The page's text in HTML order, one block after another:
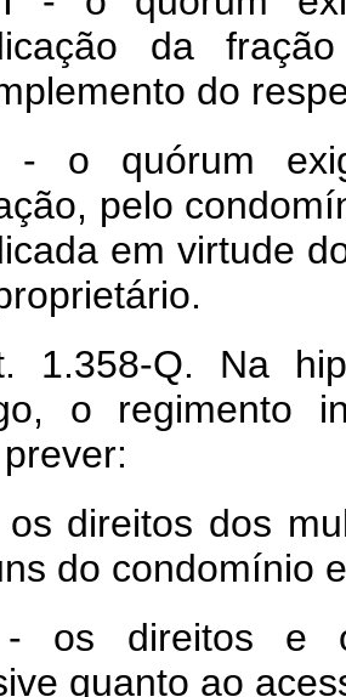
da
do
- o quórum
pelo
em virtude
1.358-Q. Na
o regimento
direitos dos
do condomínio
os direitos e
quanto ao